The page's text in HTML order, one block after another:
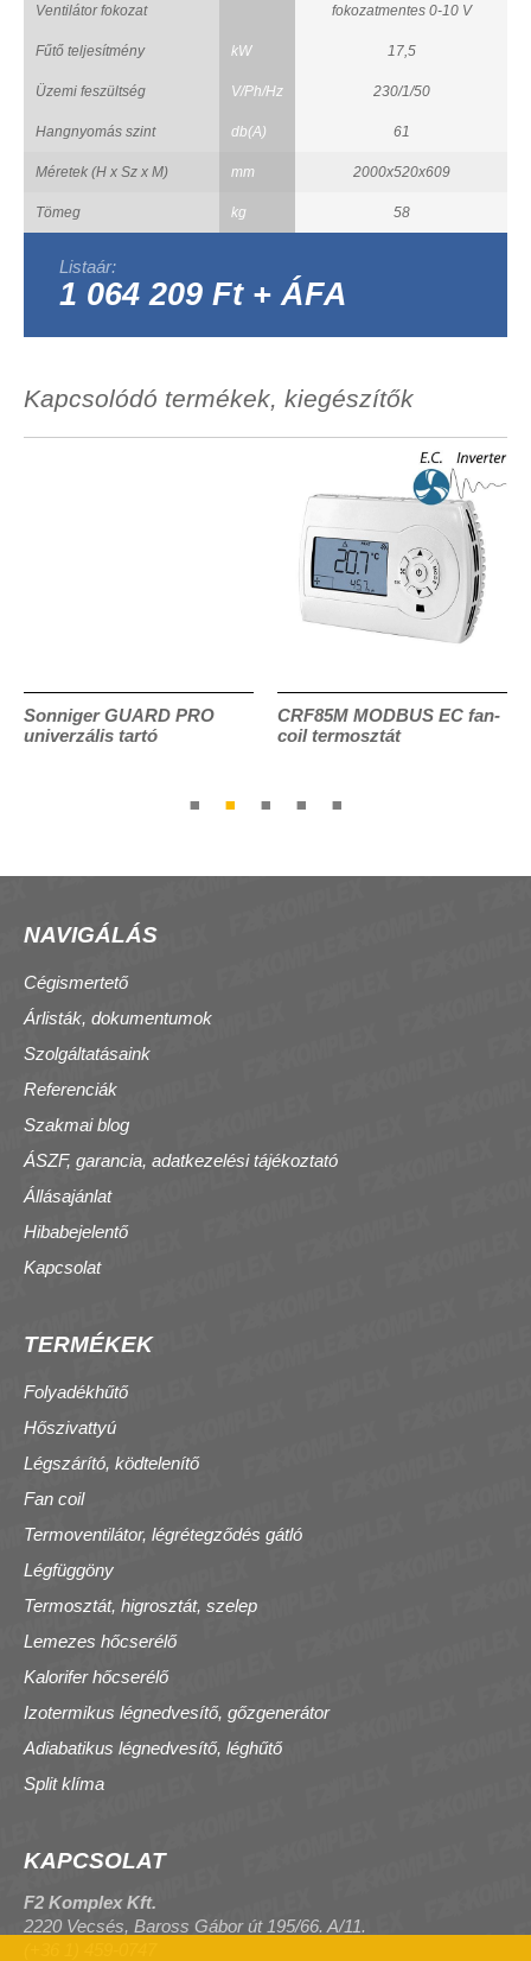
Ventilátor fokozat fokozatmentes 0-10 V
Fűtő teljesítmény kW 17,5
Üzemi feszültség V/Ph/Hz 230/1/50
Hangnyomás szint db(A) 61
Méretek (H x Sz x M) mm 2000x520x609
Tömeg kg 58
Listaár:
1 064 209 Ft + ÁFA
Kapcsolódó termékek, kiegészítők
Sonniger GUARD PRO
univerzális tartó
CRF85M MODBUS EC fan-
coil termosztát
NAVIGÁLÁS
Cégismertető
Árlisták, dokumentumok
Szolgáltatásaink
Referenciák
Szakmai blog
ÁSZF, garancia, adatkezelési tájékoztató
Állásajánlat
Hibabejelentő
Kapcsolat
TERMÉKEK
Folyadékhűtő
Hőszivattyú
Légszárító, ködtelenítő
Fan coil
Termoventilátor, légrétegződés gátló
Légfüggöny
Termosztát, higrosztát, szelep
Lemezes hőcserélő
Kalorifer hőcserélő
Izotermikus légnedvesítő, gőzgenerátor
Adiabatikus légnedvesítő, léghűtő
Split klíma
KAPCSOLAT
F2 Komplex Kft.
2220 Vecsés, Baross Gábor út 195/66. A/11.